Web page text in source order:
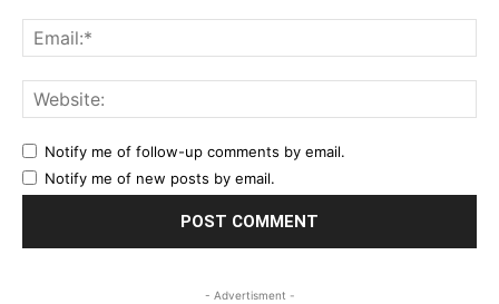
Notify me of follow-up comments by email.
Notify me of new posts by email.
- Advertisment -